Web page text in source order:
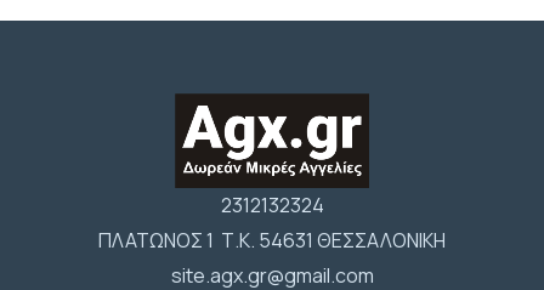
2312132324
ΠΛΑΤΩΝΟΣ 1 Τ.Κ. 54631 ΘΕΣΣΑΛΟΝΙΚΗ
site.agx.gr@gmail.com